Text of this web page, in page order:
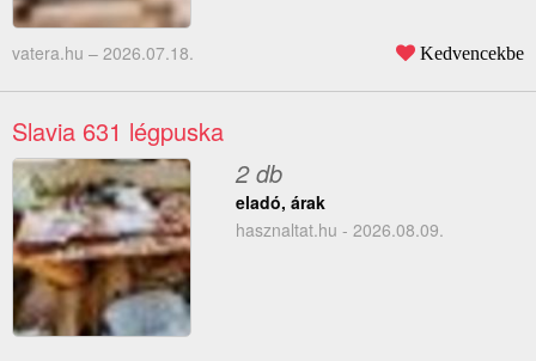
vatera.hu – 2026.07.18. Kedvencekbe
Slavia 631 légpuska
2 db
eladó, árak
hasznaltat.hu - 2026.08.09.